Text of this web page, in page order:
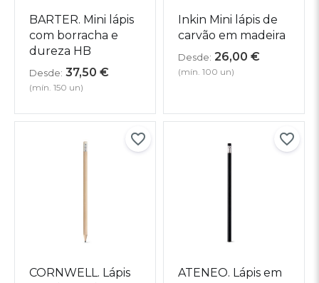
BARTER. Mini lápis
com borracha e
dureza HB
Desde: 37,50 €
(mín. 150 un)
Inkin Mini lápis de
carvão em madeira
Desde: 26,00 €
(mín. 100 un)
CORNWELL. Lápis
ATENEO. Lápis em